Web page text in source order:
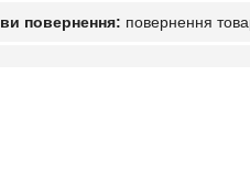
повернення